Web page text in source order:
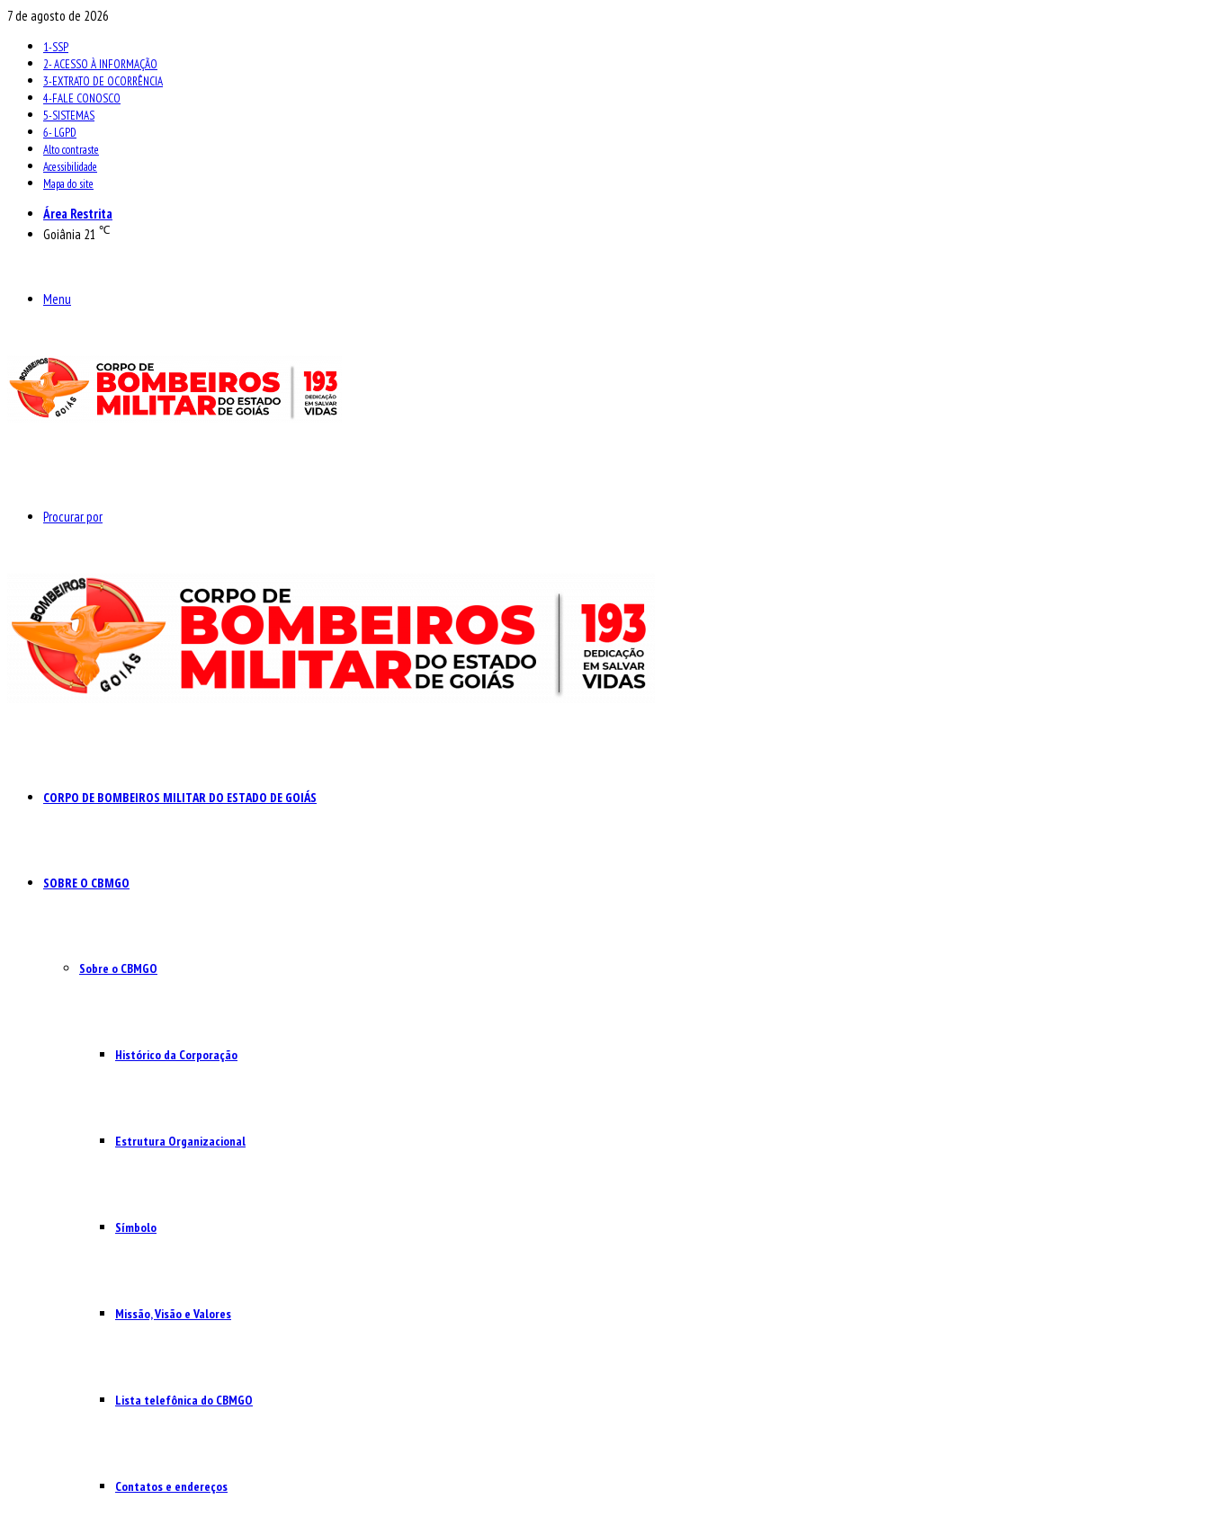
7 de agosto de 2026
1-SSP
2- ACESSO À INFORMAÇÃO
3-EXTRATO DE OCORRÊNCIA
4-FALE CONOSCO
5-SISTEMAS
6- LGPD
Alto contraste
Acessibilidade
Mapa do site
Área Restrita
Goiânia 21 ℃
Menu
Procurar por
CORPO DE BOMBEIROS MILITAR DO ESTADO DE GOIÁS
SOBRE O CBMGO
Sobre o CBMGO
Histórico da Corporação
Estrutura Organizacional
Símbolo
Missão, Visão e Valores
Lista telefônica do CBMGO
Contatos e endereços